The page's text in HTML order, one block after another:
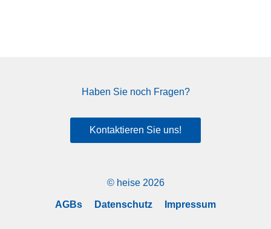
© heise 2026
AGBs Datenschutz Impressum
Haben Sie noch Fragen?
Kontaktieren Sie uns!